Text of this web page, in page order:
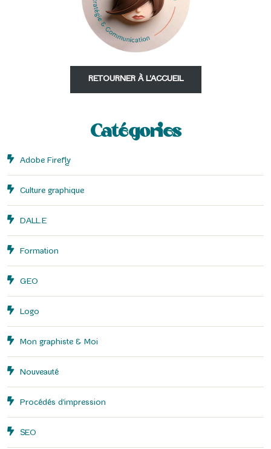
RETOURNER À L'ACCUEIL
Catégories
Adobe Firefly
Culture graphique
DALL.E
Formation
GEO
Logo
Mon graphiste & Moi
Nouveauté
Procédés d'impression
SEO